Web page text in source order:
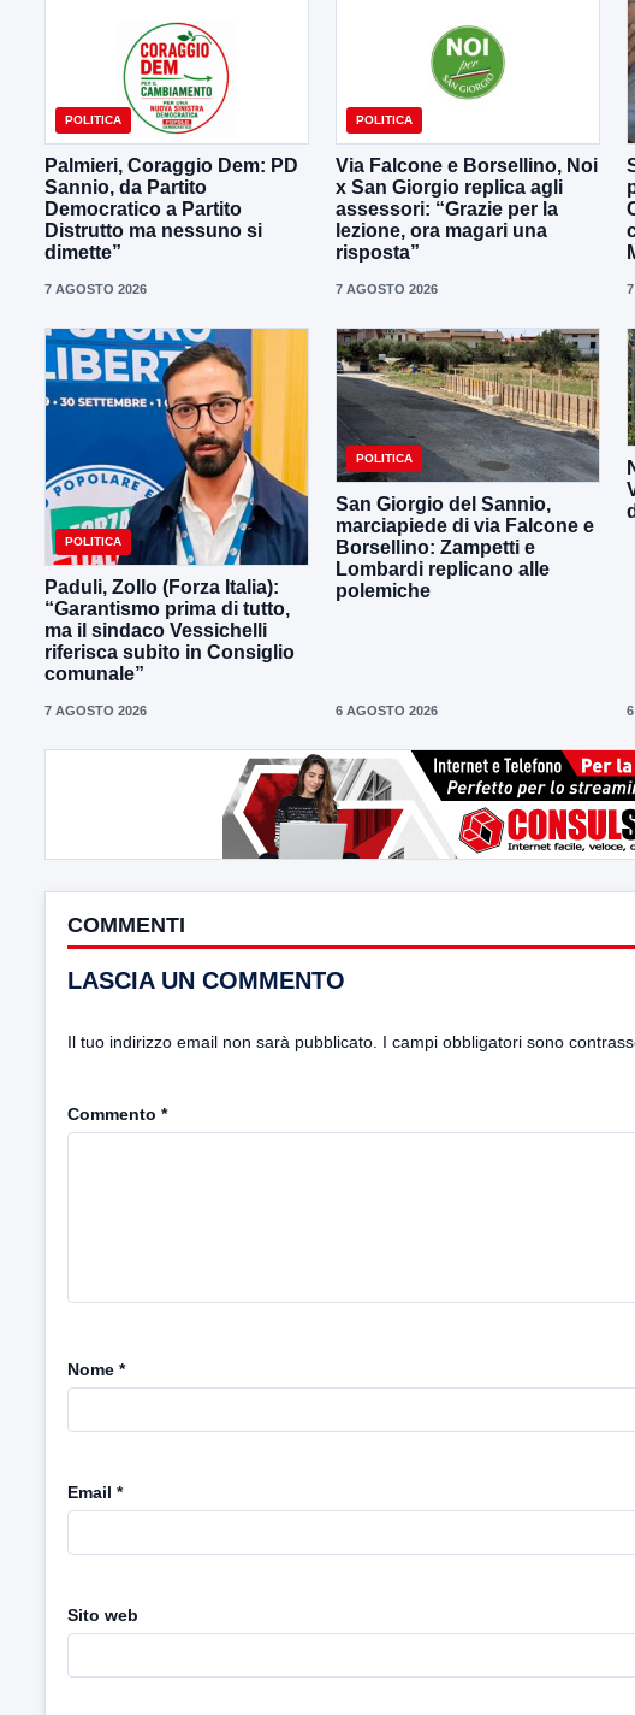
POLITICA
Palmieri, Coraggio Dem: PD
Sannio, da Partito
Democratico a Partito
Distrutto ma nessuno si
dimette”
7 AGOSTO 2026
POLITICA
Via Falcone e Borsellino, Noi
x San Giorgio replica agli
assessori: “Grazie per la
lezione, ora magari una
risposta”
7 AGOSTO 2026
POLITICA
Paduli, Zollo (Forza Italia):
“Garantismo prima di tutto,
ma il sindaco Vessichelli
riferisca subito in Consiglio
comunale”
7 AGOSTO 2026
POLITICA
San Giorgio del Sannio,
marciapiede di via Falcone e
Borsellino: Zampetti e
Lombardi replicano alle
polemiche
6 AGOSTO 2026
COMMENTI
LASCIA UN COMMENTO
Il tuo indirizzo email non sarà pubblicato. I campi obbligatori sono
Commento *
Nome *
Email *
Sito web